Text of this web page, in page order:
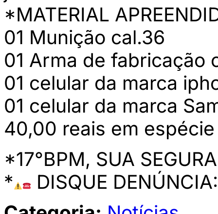
*MATERIAL
01 Munição cal.36
01 Arma de fabricação
01 celular da marca
01 celular da marca
40,00 reais em espécie
*17°BPM, SUA
*
DISQUE